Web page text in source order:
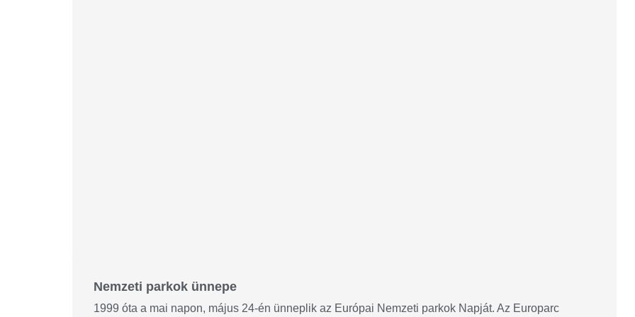
Nemzeti parkok ünnepe
1999 óta a mai napon, május 24-én ünneplik az Európai Nemzeti parkok Napját. Az Europarc